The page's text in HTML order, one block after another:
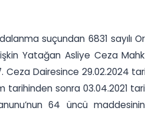
suçundan 6831
ilişkin Yatağan Asliye Ceza
Dairesince 29.02.2024
tarihinden sonra 03.04.2021
64 üncü